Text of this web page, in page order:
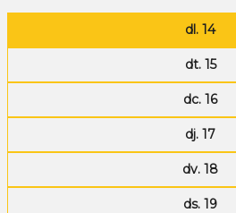
dl. 14
dt. 15
dc. 16
dj. 17
dv. 18
ds. 19